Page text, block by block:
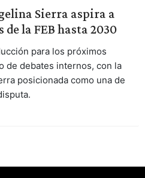
Sierra aspira a
la FEB hasta 2030
para los próximos
de debates internos, con la
posicionada como una de